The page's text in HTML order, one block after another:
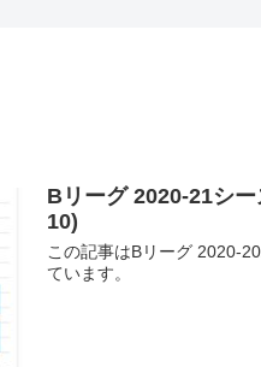
Bリーグ 2020-21シ
10)
この記事はBリーグ 2020-
ています。